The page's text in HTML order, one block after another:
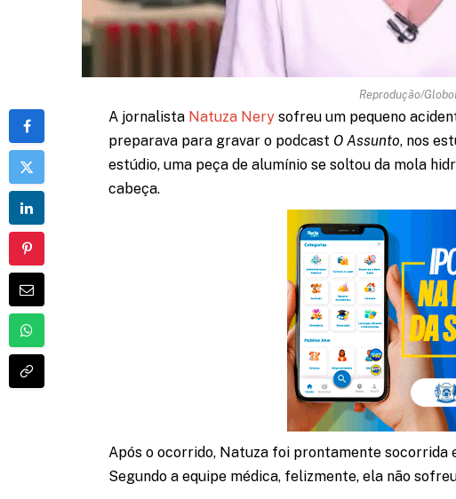
Reprodução/
A jornalista Natuza Nerysofreu um pequeno
preparava para gravar o podcast O Assunto, nos
estúdio, uma peça de alumínio se soltou da mola
cabeça.
Após o ocorrido, Natuza foi prontamente socorrida
Segundo a equipe médica, felizmente, ela não